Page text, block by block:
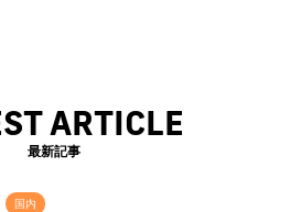
ARTICLE
最新記事
国内